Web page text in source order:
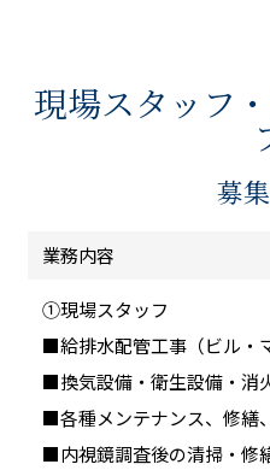
現場スタッフ
募
業務内容
①現場スタッフ
■給排水配管工事（ビル・
■換気設備・衛生設備・消
■各種メンテナンス、修繕
■内視鏡調査後の清掃・修